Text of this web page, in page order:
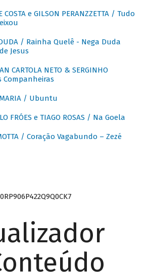
COSTA e GILSON PERANZZETTA / Tudo
/ Rainha Quelê - Nega Duda
Jesus
CARTOLA NETO & SERGINHO
Companheiras
/ Ubuntu
FRÓES e TIAGO ROSAS / Na Goela
/ Coração Vagabundo – Zezé